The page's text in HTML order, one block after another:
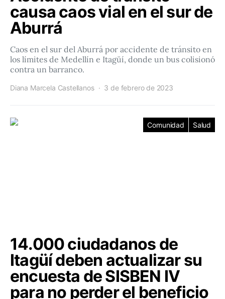
causa caos vial en el sur de
Aburrá
Caos en el sur del Aburrá por accidente de tránsito en
los límites de Medellín e Itagüí, donde un bus colisionó
contra un barranco.
Diana Marcela Castellanos 3 de febrero de 2023
Comunidad Salud
14.000 ciudadanos de
Itagüí deben actualizar su
encuesta de SISBEN IV
para no perder el beneficio